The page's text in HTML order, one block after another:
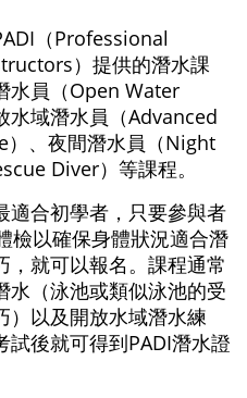
（Professional
）提供的潛水課
水員（Open Water
水域潛水員（Advanced
、夜間潛水員（Night
Diver）等課程。
適合初學者，只要參與者
檢以確保身體狀況適合潛
，就可以報名。課程通常
水（泳池或類似泳池的受
）以及開放水域潛水練
試後就可得到PADI潛水證